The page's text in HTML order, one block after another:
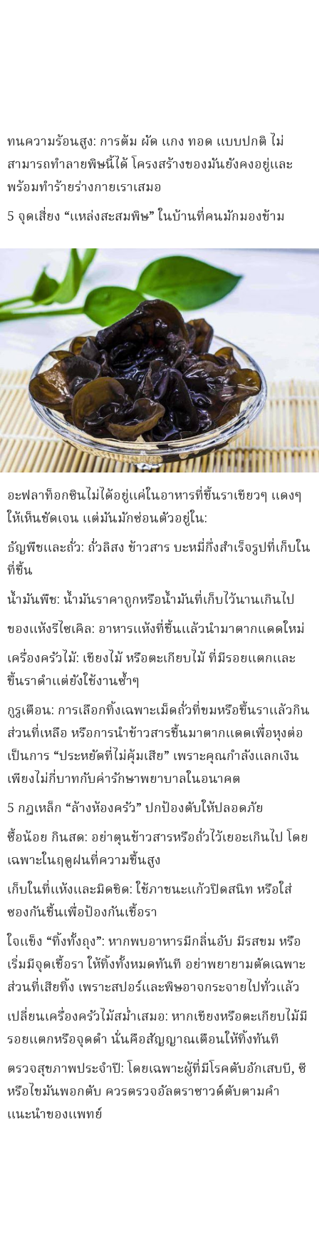
ทนความร้อนสูง: การต้ม ผัด แกง ทอด แบบปกติ ไม่
สามารถทำลายพิษนี้ได้ โครงสร้างของมันยังคงอยู่และ
พร้อมทำร้ายร่างกายเราเสมอ
5 จุดเสี่ยง “แหล่งสะสมพิษ” ในบ้านที่คนมักมองข้าม
อะฟลาท็อกซินไม่ได้อยู่แค่ในอาหารที่ขึ้นราเขียวๆ แดงๆ
ให้เห็นชัดเจน แต่มันมักซ่อนตัวอยู่ใน:
ธัญพืชและถั่ว: ถั่วลิสง ข้าวสาร บะหมี่กึ่งสำเร็จรูปที่เก็บใน
ที่ชื้น
น้ำมันพืช: น้ำมันราคาถูกหรือน้ำมันที่เก็บไว้นานเกินไป
ของแห้งรีไซเคิล: อาหารแห้งที่ชื้นแล้วนำมาตากแดดใหม่
เครื่องครัวไม้: เขียงไม้ หรือตะเกียบไม้ ที่มีรอยแตกและ
ขึ้นราดำแต่ยังใช้งานซ้ำๆ
กูรูเตือน: การเลือกทิ้งเฉพาะเม็ดถั่วที่ขมหรือขึ้นราแล้วกิน
ส่วนที่เหลือ หรือการนำข้าวสารชื้นมาตากแดดเพื่อหุงต่อ
เป็นการ “ประหยัดที่ไม่คุ้มเสีย” เพราะคุณกำลังแลกเงิน
เพียงไม่กี่บาทกับค่ารักษาพยาบาลในอนาคต
5 กฎเหล็ก “ล้างห้องครัว” ปกป้องตับให้ปลอดภัย
ซื้อน้อย กินสด: อย่าตุนข้าวสารหรือถั่วไว้เยอะเกินไป โดย
เฉพาะในฤดูฝนที่ความชื้นสูง
เก็บในที่แห้งและมิดชิด: ใช้ภาชนะแก้วปิดสนิท หรือใส่
ซองกันชื้นเพื่อป้องกันเชื้อรา
ใจแข็ง “ทิ้งทั้งถุง”: หากพบอาหารมีกลิ่นอับ มีรสขม หรือ
เริ่มมีจุดเชื้อรา ให้ทิ้งทั้งหมดทันที อย่าพยายามตัดเฉพาะ
ส่วนที่เสียทิ้ง เพราะสปอร์และพิษอาจกระจายไปทั่วแล้ว
เปลี่ยนเครื่องครัวไม้สม่ำเสมอ: หากเขียงหรือตะเกียบไม้มี
รอยแตกหรือจุดดำ นั่นคือสัญญาณเตือนให้ทิ้งทันที
ตรวจสุขภาพประจำปี: โดยเฉพาะผู้ที่มีโรคตับอักเสบบี, ซี
หรือไขมันพอกตับ ควรตรวจอัลตราซาวด์ตับตามคำ
แนะนำของแพทย์